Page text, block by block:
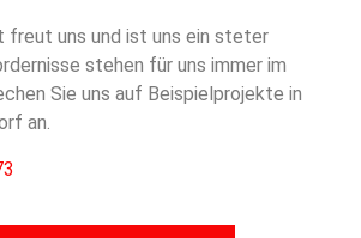
freut uns und ist uns ein steter
stehen für uns immer im
Sie uns auf Beispielprojekte in
an.